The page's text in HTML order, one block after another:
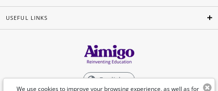
We use cookies to improve your browsing experience, as well as for
USEFUL LINKS
English